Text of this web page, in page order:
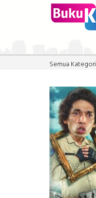
Semua Kategori